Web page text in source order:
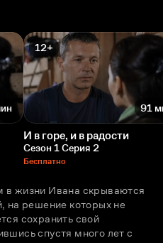
12+
91
И в горе, и в радости
Сезон 1 Серия 2
Бесплатно
в жизни Ивана скрываются
на решение которых не
сохранить свой
спустя много лет с